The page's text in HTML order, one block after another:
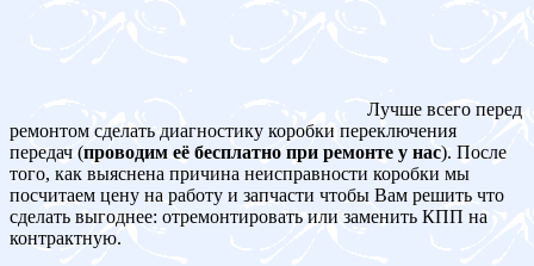
Лучше всего перед
ремонтом сделать диагностику коробки переключения
передач (проводим её бесплатно при ремонте у нас). После
того, как выяснена причина неисправности коробки мы
посчитаем цену на работу и запчасти чтобы Вам решить что
сделать выгоднее: отремонтировать или заменить КПП на
контрактную.